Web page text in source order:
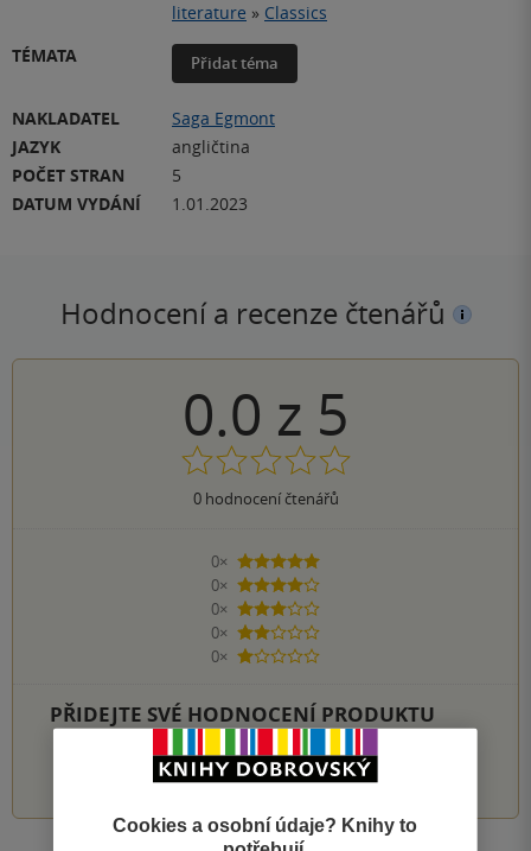
literature » Classics
TÉMATA
Přidat téma
NAKLADATEL
Saga Egmont
JAZYK
angličtina
POČET STRAN
5
DATUM VYDÁNÍ
1.01.2023
Hodnocení a recenze čtenářů
0.0 z 5
0hodnocení čtenářů
0×
5 hvězdiček
0×
4 hvězdičky
0×
3 hvězdičky
0×
2 hvězdičky
0×
1 hvezdička
PŘIDEJTE SVÉ HODNOCENÍ PRODUKTU
1 2 3 4 5
Cookies a osobní údaje? Knihy to